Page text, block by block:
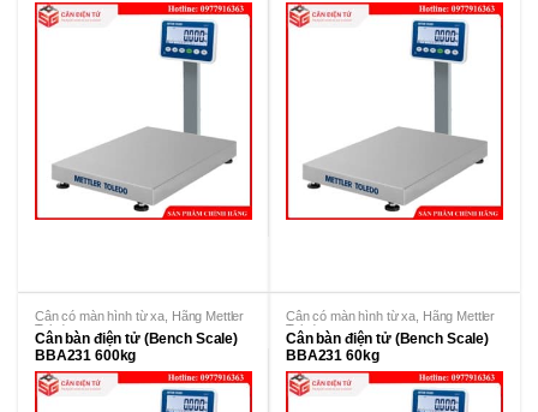
Cân có màn hình từ xa
Hãng Mettler
Toledo
Cân bàn điện tử (Bench Scale)
BBA231 600kg
Cân có màn hình từ xa
Hãng Mettler
Toledo
Cân bàn điện tử (Bench Scale)
BBA231 60kg